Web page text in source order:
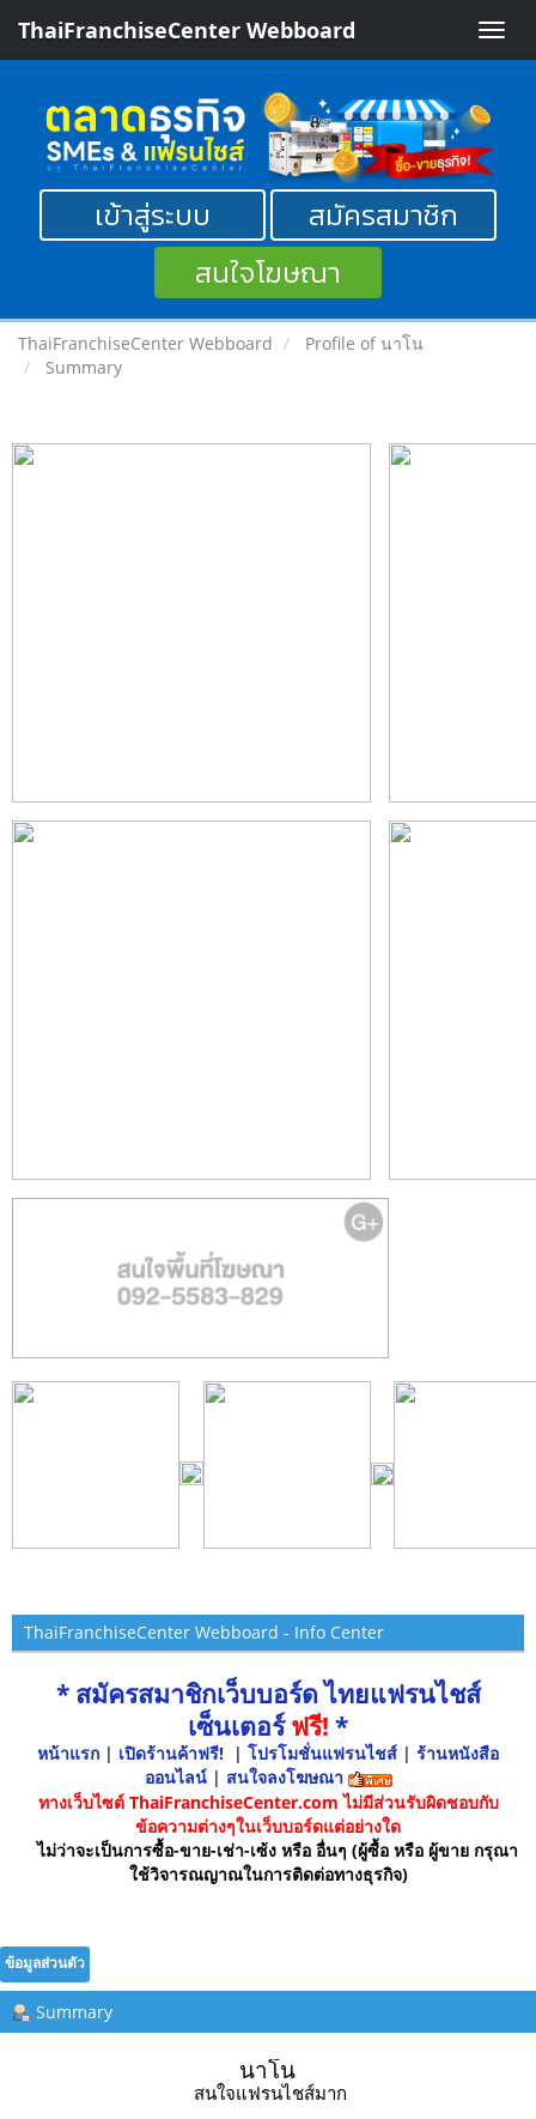
Toggle
ThaiFranchiseCenter Webboard
เข้าสู่ระบบ
สมัครสมาชิก
สนใจโฆษณา
ThaiFranchiseCenter Webboard
Profile of นาโน
Summary
ThaiFranchiseCenter Webboard - Info Center
* สมัครสมาชิกเว็บบอร์ด ไทยแฟรนไชส์
เซ็นเตอร์ฟรี! *
หน้าแรก | เปิดร้านค้าฟรี! | โปรโมชั่นแฟรนไชส์ | ร้านหนังสือ
ออนไลน์ | สนใจลงโฆษณา
ทางเว็บไซต์ ThaiFranchiseCenter.com ไม่มีส่วนรับผิดชอบกับ
ข้อความต่างๆในเว็บบอร์ดแต่อย่างใด
ไม่ว่าจะเป็นการซื้อ-ขาย-เช่า-เซ้ง หรือ อื่นๆ (ผู้ซื้อ หรือ ผู้ขาย กรุณา
ใช้วิจารณญาณในการติดต่อทางธุรกิจ)
ข้อมูลส่วนตัว
Summary
นาโน
สนใจแฟรนไชส์มาก